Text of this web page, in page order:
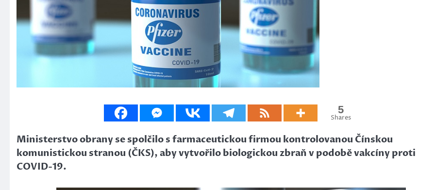
5
Shares
Ministerstvo obrany se spolčilo s farmaceutickou firmou kontrolovanou Čínskou
komunistickou stranou (ČKS), aby vytvořilo biologickou zbraň v podobě vakcíny proti
COVID-19.